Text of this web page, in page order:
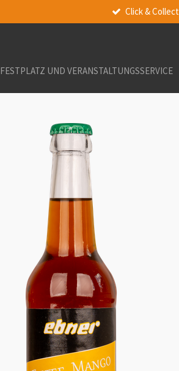
Click & Collect
FESTPLATZ UND VERANSTALTUNGSSERVICE